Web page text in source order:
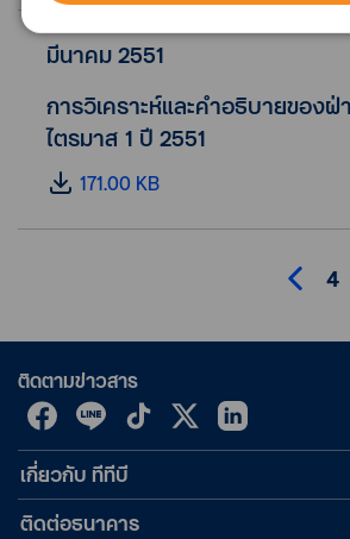
มีนาคม 2551
การวิเคราะห์และคำอธิบายของ
ไตรมาส 1 ปี 2551
171.00 KB
4
ติดตามข่าวสาร
เกี่ยวกับ ทีทีบี
ติดต่อธนาคาร